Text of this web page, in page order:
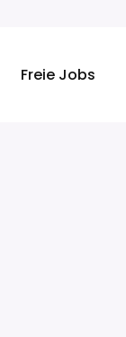
Freie Jobs